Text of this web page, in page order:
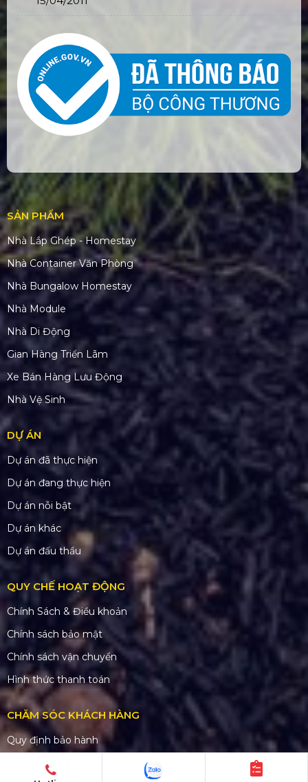
SẢN PHẨM
Nhà Lắp Ghép - Homestay
Nhà Container Văn Phòng
Nhà Bungalow Homestay
Nhà Module
Nhà Di Động
Gian Hàng Triển Lãm
Xe Bán Hàng Lưu Động
Nhà Vệ Sinh
DỰ ÁN
Dự án đã thực hiện
Dự án đang thực hiện
Dự án nỗi bật
Dự án khác
Dự án đấu thầu
QUY CHẾ HOẠT ĐỘNG
Chính Sách & Điều khoản
Chính sách bảo mật
Chính sách vận chuyển
Hình thức thanh toán
CHĂM SÓC KHÁCH HÀNG
Quy định bảo hành
Chính sách bán hàng